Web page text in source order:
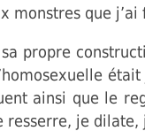
monstres que
propre
ainsi que le
resserre, je